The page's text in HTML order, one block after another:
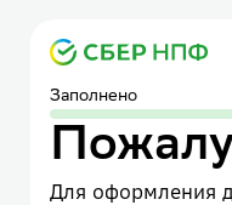
Заполнено
Для оформления